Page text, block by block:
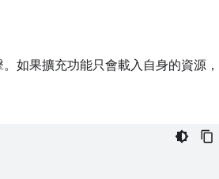
如果擴充功能只會載入自身的資源，